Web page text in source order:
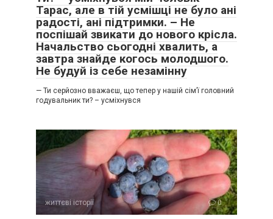
Тарас, але в тій усмішці не було ані
радості, ані підтримки. – Не
поспішай звикати до нового крісла.
Начальство сьогодні хвалить, а
завтра знайде когось молодшого.
Не будуй із себе незамінну
— Ти серйозно вважаєш, що тепер у нашій сім’ї головний
годувальник ти? – усміхнувся
життєві історії 0